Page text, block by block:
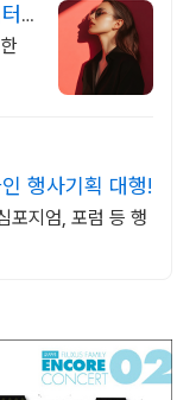
,
행사기획 대행!
포지엄, 포럼 등 행